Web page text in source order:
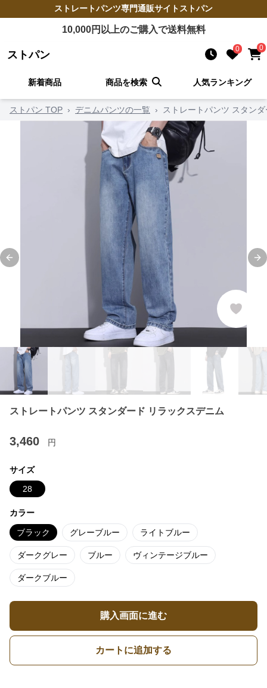
ストレートパンツ専門通販サイト ストパン
10,000円以上のご購入で送料無料
ストパン 0 0
新着商品 商品を検索 人気ランキング
ストパン TOP › デニムパンツの一覧 › ストレートパンツ スタン
Previous slide
ストレートパンツ スタンダード リラックスデニム
3,460 円
サイズ
28
カラー
ブラック グレーブルー ライトブルー
ダークグレー ブルー ヴィンテージブルー
ダークブルー
購入画面に進む
カートに追加する